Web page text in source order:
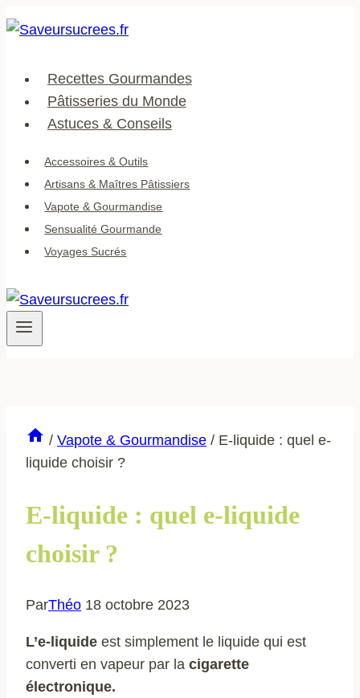
Aller
au
Recettes Gourmandes
Pâtisseries du Monde
Astuces & Conseils
Accessoires & Outils
Artisans & Maîtres Pâtissiers
Vapote & Gourmandise
Sensualité Gourmande
Voyages Sucrés
/ Vapote & Gourmandise / E-liquide : quel e-
liquide choisir ?
E-liquide : quel e-liquide
choisir ?
ParThéo 18 octobre 2023
L’e-liquide est simplement le liquide qui est
converti en vapeur par la cigarette
électronique.